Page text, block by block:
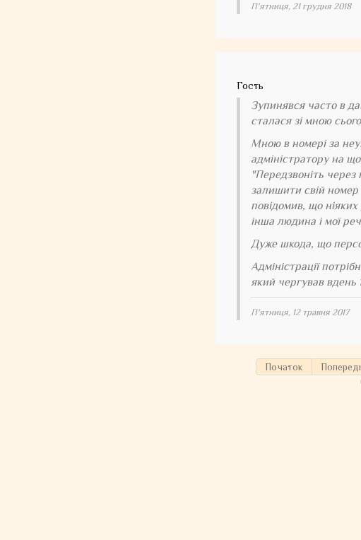
П'ятниця, 21 грудня 2018
Гость
Зупинявся часто в
сталася зі мною
Мною в номері за
адміністратору на
"Передзвоніть через
залишити свій номер
повідомив, що
інша людина і мої
Дуже шкода, що
Адміністрації
який чергував вдень
П'ятниця, 12 травня 2017
Початок